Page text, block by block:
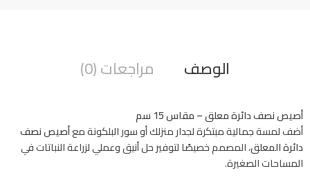
الوصف مراجعات (0)
أصيص نصف دائرة معلق – مقاس 15 سم
أضف لمسة جمالية مبتكرة لجدار منزلك أو سور البلكونة معأصيص نصف
دائرة المعلق، المصمم خصيصًا لتوفير حل أنيق وعملي لزراعة النباتات في
المساحات الصغيرة.